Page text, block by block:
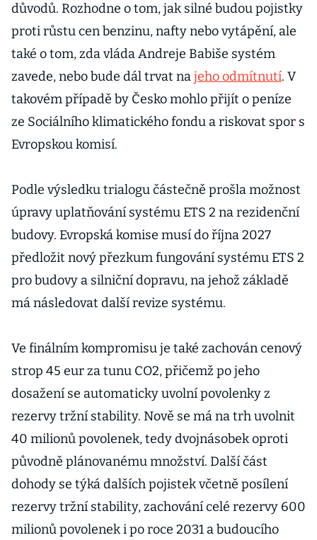
důvodů. Rozhodne o tom, jak silné budou pojistky
proti růstu cen benzinu, nafty nebo vytápění, ale
také o tom, zda vláda Andreje Babiše systém
zavede, nebo bude dál trvat najeho odmítnutí. V
takovém případě by Česko mohlo přijít o peníze
ze Sociálního klimatického fondu a riskovat spor s
Evropskou komisí.
Podle výsledku trialogu částečně prošla možnost
úpravy uplatňování systému ETS 2 na rezidenční
budovy. Evropská komise musí do října 2027
předložit nový přezkum fungování systému ETS 2
pro budovy a silniční dopravu, na jehož základě
má následovat další revize systému.
Ve finálním kompromisu je také zachován cenový
strop 45 eur za tunu CO2, přičemž po jeho
dosažení se automaticky uvolní povolenky z
rezervy tržní stability. Nově se má na trh uvolnit
40 milionů povolenek, tedy dvojnásobek oproti
původně plánovanému množství. Další část
dohody se týká dalších pojistek včetně posílení
rezervy tržní stability, zachování celé rezervy 600
milionů povolenek i po roce 2031 a budoucího